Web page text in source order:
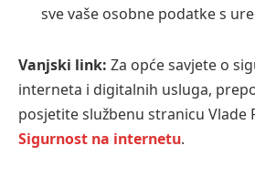
sve vaše osobne podatke s
Vanjski link: Za opće savjete o
interneta i digitalnih usluga,
posjetite službenu stranicu Vlade
Sigurnost na internetu.